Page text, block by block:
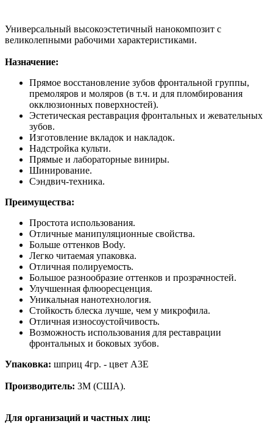
Универсальный высокоэстетичный нанокомпозит c
великолепными рабочими характеристиками.
Назначение:
Прямое восстановление зубов фронтальной группы,
премоляров и моляров (в т.ч. и для пломбирования
окклюзионных поверхностей).
Эстетическая реставрация фронтальных и жевательных
зубов.
Изготовление вкладок и накладок.
Надстройка культи.
Прямые и лабораторные виниры.
Шинирование.
Сэндвич-техника.
Преимущества:
Простота использования.
Отличные манипуляционные свойства.
Больше оттенков Body.
Легко читаемая упаковка.
Отличная полируемость.
Большое разнообразие оттенков и прозрачностей.
Улучшенная флюоресценция.
Уникальная нанотехнология.
Стойкость блеска лучше, чем у микрофила.
Отличная износоустойчивость.
Возможность использования для реставрации
фронтальных и боковых зубов.
Упаковка: шприц 4гр. - цвет A3E
Производитель: 3М (США).
Для организаций и частных лиц: